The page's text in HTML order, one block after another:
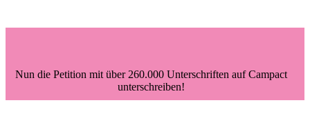
Nun die Petition mit über 260.000 Unterschriften auf Campact
unterschreiben!